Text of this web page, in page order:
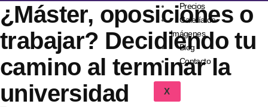
Precios
Galería de
Imágenes
Blog
Contacto
X
¿Máster, oposiciones o
trabajar? Decidiendo tu
camino al terminar la
universidad